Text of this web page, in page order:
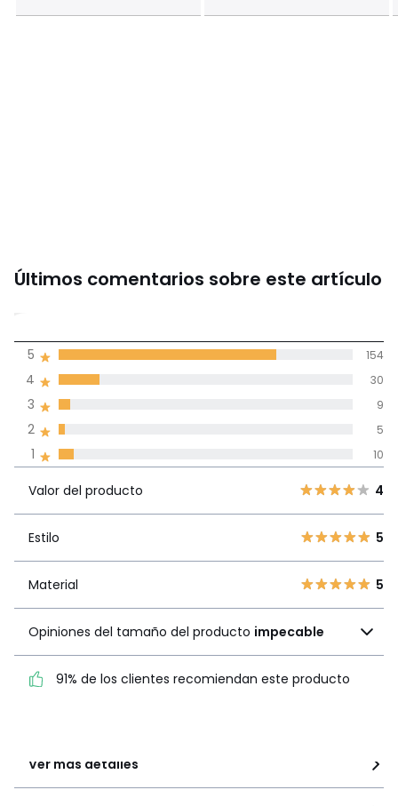
Últimos comentarios sobre este artículo
4,5
(208)
4
Valor del
5
5
del producto
impecable
Ver más detalles
1 10
2 5
3 9
4 30
5 154
Valor del producto 4
Estilo 5
Material 5
Opiniones del tamaño del producto impecable
91% de los clientes recomiendan este producto